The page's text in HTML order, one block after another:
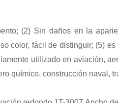
(2) Sin daños en la
color, fácil de distinguir; (5)
utilizado en aviación,
químico, construcción naval,